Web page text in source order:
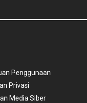
Penggunaan
Privasi
Media Siber